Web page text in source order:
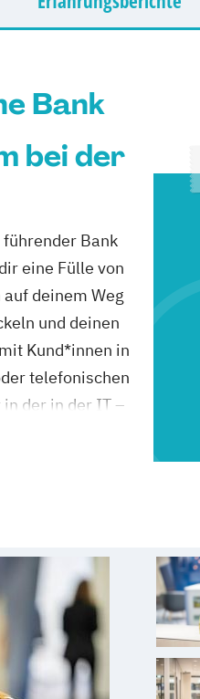
Bank
bei der
Bank
eine Fülle von
deinem Weg
und deinen
Kund*innen in
telefonischen
der in der IT –
und lernen
hast du
dich mit